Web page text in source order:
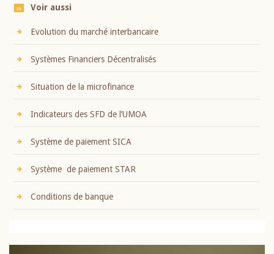
Voir aussi
Evolution du marché interbancaire
Systèmes Financiers Décentralisés
Situation de la microfinance
Indicateurs des SFD de l’UMOA
Système de paiement SICA
Système de paiement STAR
Conditions de banque